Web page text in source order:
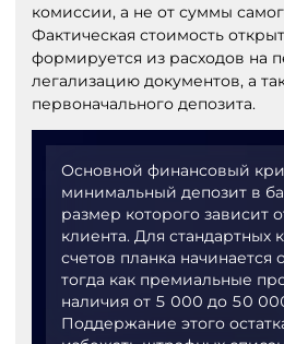
комиссии, а не от суммы
Фактическая стоимость
формируется из расходов на
легализацию документов, а
первоначального депозита.
Основной финансовый
минимальный депозит в
размер которого зависит
клиента. Для стандартных
счетов планка начинается
тогда как премиальные
наличия от 5 000 до 50
Поддержание этого